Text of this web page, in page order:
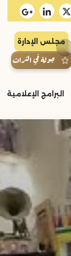
مجلس الإدارة
جولة في التراث
البرامج الإعلامية